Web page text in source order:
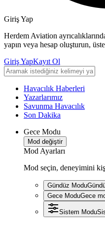
Giriş Yap
Herdem Aviation
yapın veya hesap oluşturun,
Giriş YapKayıt Ol
Havacılık Haberleri
Yazarlarımız
Savunma Havacılık
Son Dakika
Gece Modu
Mod değiştir
Mod Ayarları
Mod seçin, deneyimini
Gündüz Modu
Gece ModuGece
Sistem Modu